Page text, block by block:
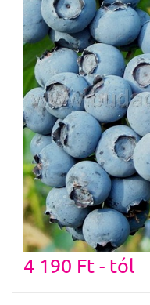
4 190 Ft - tól